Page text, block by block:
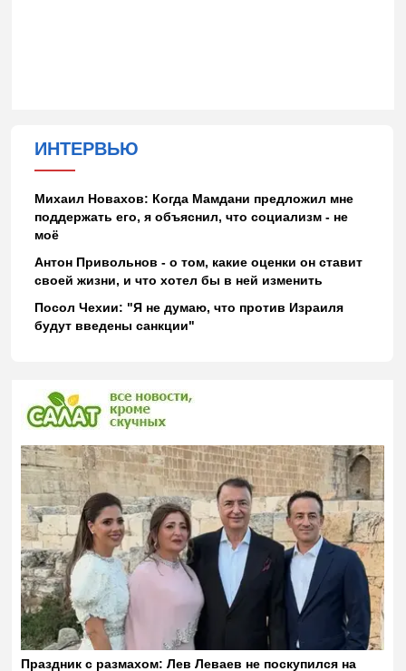
ИНТЕРВЬЮ
Михаил Новахов: Когда Мамдани предложил мне
поддержать его, я объяснил, что социализм - не
моё
Антон Привольнов - о том, какие оценки он ставит
своей жизни, и что хотел бы в ней изменить
Посол Чехии: "Я не думаю, что против Израиля
будут введены санкции"